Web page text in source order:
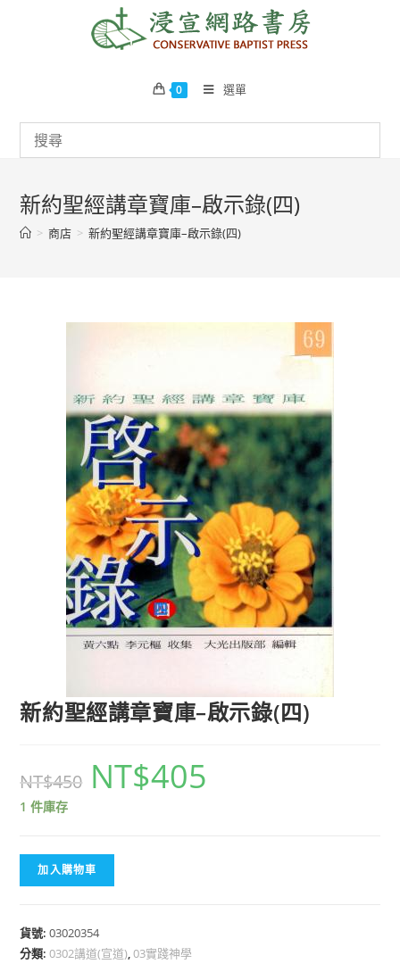
0 選單
新約聖經講章寶庫–啟示錄(四)
> 商店 > 新約聖經講章寶庫–啟示錄(四)
新約聖經講章寶庫–啟示錄(四)
NT$450 NT$405
1 件庫存
加入購物車
貨號:03020354
分類:0302講道(宣道),03實踐神學